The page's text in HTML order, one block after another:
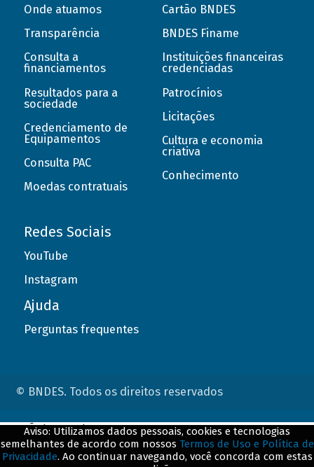
Onde atuamos
Transparência
Consulta a
financiamentos
Resultados para a
sociedade
Credenciamento de
Equipamentos
Consulta PAC
Moedas contratuais
Cartão BNDES
BNDES Finame
Instituições financeiras
credenciadas
Patrocínios
Licitações
Cultura e economia
criativa
Conhecimento
Redes Sociais
YouTube
Instagram
Ajuda
Perguntas frequentes
© BNDES. Todos os direitos reservados
Aviso: Utilizamos dados pessoais, cookies e tecnologias
semelhantes de acordo com nossos Termos de Uso e Política de
Privacidade. Ao continuar navegando, você concorda com estas
ConteÃºdo complementar
${title}${badge}